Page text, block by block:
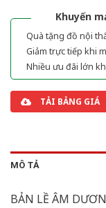
Khuyến
Quà tặng đồ nội
Giảm trực tiếp khi
Nhiều ưu đãi lớn
TẢI BẢNG GIÁ
MÔ TẢ
BẢN LỀ ÂM